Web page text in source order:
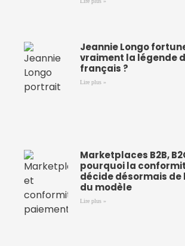
Jeannie Longo
vraiment la légende
français ?
Lire plus »
Marketplaces B2B,
pourquoi la
décide désormais de
du modèle
Lire plus »